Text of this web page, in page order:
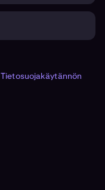
Tietosuojakäytännön